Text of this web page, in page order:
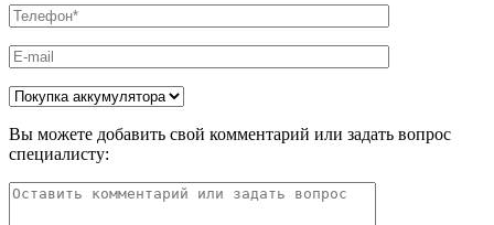
Вы можете добавить свой комментарий или задать вопрос
специалисту: